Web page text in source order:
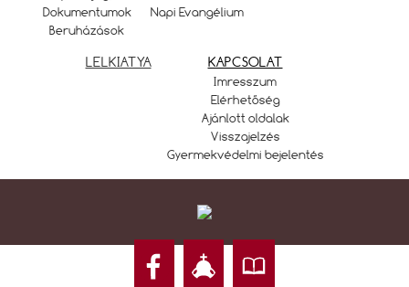
Dokumentumok
Beruházások
Napi Evangélium
LELKIATYA KAPCSOLAT
Imresszum
Elérhetőség
Ajánlott oldalak
Visszajelzés
Gyermekvédelmi bejelentés